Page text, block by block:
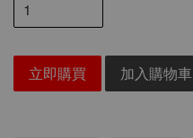
立即購買 加入購物車